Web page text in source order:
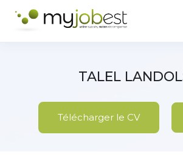
TALEL
Télécharger le CV